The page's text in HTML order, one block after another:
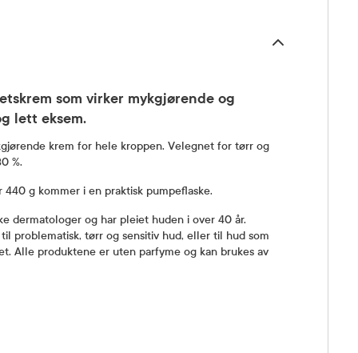
som virker mykgjørende og
lett eksem.
krem for hele kroppen. Velegnet for tørr og
%.
g kommer i en praktisk pumpeflaske.
dermatologer og har pleiet huden i over 40 år.
problematisk, tørr og sensitiv hud, eller til hud som
Alle produktene er uten parfyme og kan brukes av